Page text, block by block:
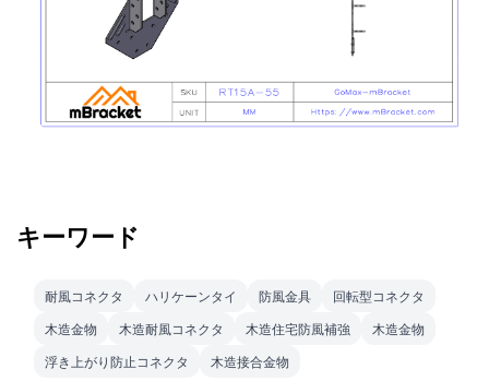
キーワード
耐風コネクタ ハリケーンタイ 防風金具
回転型コネクタ
木造金物
木造耐風コネクタ 木造住宅防風補強
木造金物
浮き上がり防止コネクタ
木造接合金物